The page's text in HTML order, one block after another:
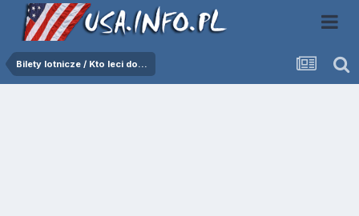
Bilety lotnicze / Kto leci do...